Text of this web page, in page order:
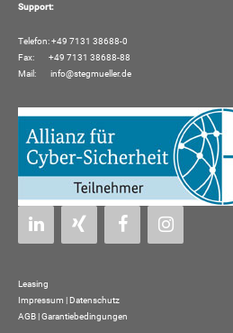
Support:
Telefon: +49 7131 38688-0
Fax: +49 7131 38688-88
Mail:
info@stegmueller.de
Leasing
Impressum |Datenschutz
AGB | Garantiebedingungen